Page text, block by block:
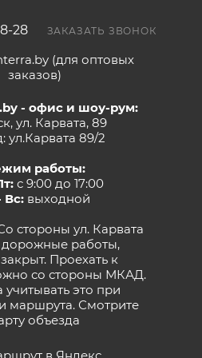
28 ЗАКАЗАТЬ ЗВОНОК
(для оптовых
заказов)
- офис и шоу-рум:
ул. Карвата, 89
ул.Карвата 89/2
работы:
с 9:00 до 17:00
Вс:выходной
стороны ул. Карвата
дорожные работы,
Проехать к
со стороны МКАД.
учитывать это при
маршрута. Смотрите
объезда